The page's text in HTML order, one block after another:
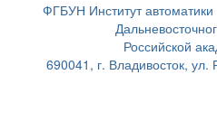
ФГБУН Институт
Российской
690041, г. Владивосток,